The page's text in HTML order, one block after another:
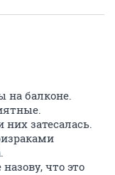
на балконе.
затесалась.
что это